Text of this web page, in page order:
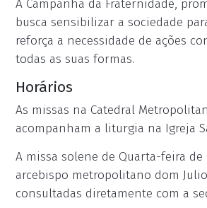
A Campanha da Fraternidade,
busca sensibilizar a sociedade
reforça a necessidade de ações
todas as suas formas.
Horários
As missas na Catedral
acompanham a liturgia na Igreja
A missa solene de Quarta-feira
arcebispo metropolitano dom
consultadas diretamente com a